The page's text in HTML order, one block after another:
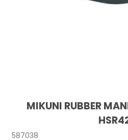
MIKUNI RUBBER
587038